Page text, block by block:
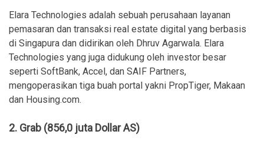
Elara Technologies adalah sebuah perusahaan layanan
pemasaran dan transaksi real estate digital yang berbasis
di Singapura dan didirikan oleh Dhruv Agarwala. Elara
Technologies yang juga didukung oleh investor besar
seperti SoftBank, Accel, dan SAIF Partners,
mengoperasikan tiga buah portal yakni PropTiger, Makaan
dan Housing.com.
2. Grab (856,0 juta Dollar AS)